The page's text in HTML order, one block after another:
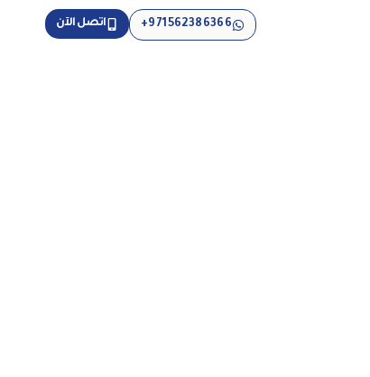
اتصل الآن 971562386366+